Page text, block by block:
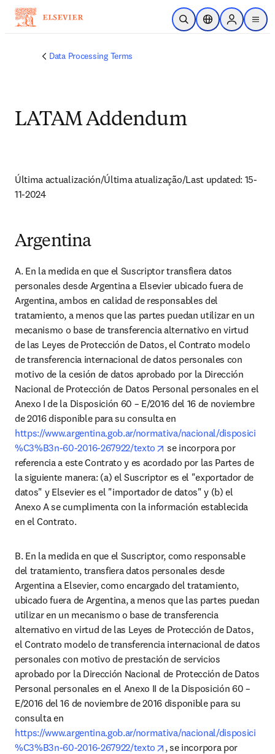
Skip to main content
Open SearchLocation Selector
Sign in to
menu
Data Processing Terms
LATAM Addendum
Última actualización/Última atualização/Last updated: 15-
11-2024
Argentina
A. En la medida en que el Suscriptor transfiera datos
personales desde Argentina a Elsevier ubicado fuera de
Argentina, ambos en calidad de responsables del
tratamiento, a menos que las partes puedan utilizar en un
mecanismo o base de transferencia alternativo en virtud
de las Leyes de Protección de Datos, el Contrato modelo
de transferencia internacional de datos personales con
motivo de la cesión de datos aprobado por la Dirección
Nacional de Protección de Datos Personal personales en el
Anexo I de la Disposición 60 – E/2016 del 16 de noviembre
https://www.argentina.gob.ar/normativa/nacional/disposici
%C3%B3n-60-2016-267922/texto
opens in new tab/window
se incorpora por
referencia a este Contrato y es acordado por las Partes de
la siguiente manera: (a) el Suscriptor es el "exportador de
datos" y Elsevier es el "importador de datos" y (b) el
Anexo A se cumplimenta con la información establecida
en el Contrato.
B. En la medida en que el Suscriptor, como responsable
del tratamiento, transfiera datos personales desde
Argentina a Elsevier, como encargado del tratamiento,
ubicado fuera de Argentina, a menos que las partes puedan
utilizar en un mecanismo o base de transferencia
alternativo en virtud de las Leyes de Protección de Datos,
el Contrato modelo de transferencia internacional de datos
personales con motivo de prestación de servicios
aprobado por la Dirección Nacional de Protección de Datos
Personal personales en el Anexo II de la Disposición 60 –
E/2016 del 16 de noviembre de 2016 disponible para su
https://www.argentina.gob.ar/normativa/nacional/disposici
%C3%B3n-60-2016-267922/texto
opens in new tab/window
, se incorpora por